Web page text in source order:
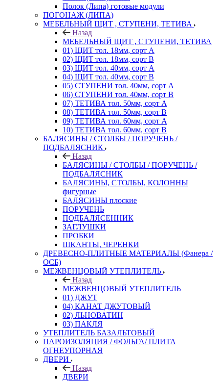
Полок (Липа) готовые модули
ПОГОНАЖ (ЛИПА)
МЕБЕЛЬНЫЙ ЩИТ , СТУПЕНИ, ТЕТИВА
Назад
МЕБЕЛЬНЫЙ ЩИТ , СТУПЕНИ, ТЕТИВА
01) ЩИТ тол. 18мм, сорт А
02) ЩИТ тол. 18мм, сорт В
03) ЩИТ тол. 40мм, сорт А
04) ЩИТ тол. 40мм, сорт В
05) СТУПЕНИ тол. 40мм, сорт А
06) СТУПЕНИ тол. 40мм, сорт В
07) ТЕТИВА тол. 50мм, сорт А
08) ТЕТИВА тол. 50мм, сорт В
09) ТЕТИВА тол. 60мм, сорт А
10) ТЕТИВА тол. 60мм, сорт В
БАЛЯСИНЫ / СТОЛБЫ / ПОРУЧЕНЬ /
ПОДБАЛЯСНИК
Назад
БАЛЯСИНЫ / СТОЛБЫ / ПОРУЧЕНЬ /
ПОДБАЛЯСНИК
БАЛЯСИНЫ, СТОЛБЫ, КОЛОННЫ
фигурные
БАЛЯСИНЫ плоские
ПОРУЧЕНЬ
ПОДБАЛЯСЕННИК
ЗАГЛУШКИ
ПРОБКИ
ШКАНТЫ, ЧЕРЕНКИ
ДРЕВЕСНО-ПЛИТНЫЕ МАТЕРИАЛЫ (Фанера /
ОСБ)
МЕЖВЕНЦОВЫЙ УТЕПЛИТЕЛЬ
Назад
МЕЖВЕНЦОВЫЙ УТЕПЛИТЕЛЬ
01) ДЖУТ
04) КАНАТ ДЖУТОВЫЙ
02) ЛЬНОВАТИН
03) ПАКЛЯ
УТЕПЛИТЕЛЬ БАЗАЛЬТОВЫЙ
ПАРОИЗОЛЯЦИЯ / ФОЛЬГА/ ПЛИТА
ОГНЕУПОРНАЯ
ДВЕРИ
Назад
ДВЕРИ